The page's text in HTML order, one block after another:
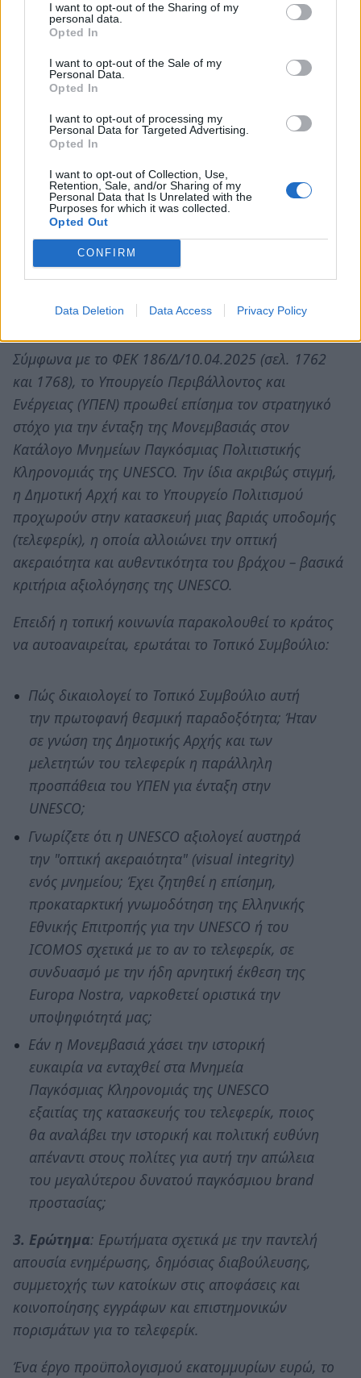
I want to opt-out of the Sharing of my
personal data.
Opted In
I want to opt-out of the Sale of my
Personal Data.
Opted In
I want to opt-out of processing my
Personal Data for Targeted Advertising.
Opted In
I want to opt-out of Collection, Use,
Retention, Sale, and/or Sharing of my
Personal Data that Is Unrelated with the
Purposes for which it was collected.
Opted Out
CONFIRM
Data Deletion Data Access Privacy Policy
ποιος φέρει την ακέραια αστική και ποινική
ευθύνη (ο Δήμος, το Υπουργείο, ή ο
εργολάβος) σε περίπτωση που οι εργασίες
«ξυπνήσουν» την αστάθεια του βράχου και
έχουμε κάποιο ατύχημα ή ανεπανόρθωτη
ζημιά στο μνημείο; Υπάρχει σχέδιο έκτακτης
ανάγκης;
Ως κάτοικος της κοινότητας, πού και πότε
μπορώ να έχω άμεση πρόσβαση στις τελικές
γεωλογικές μελέτες του έργου που
βεβαιώνουν ότι δεν διατρέχουμε κίνδυνο;
2. Ερώτημα:Ερωτήματα για τη θεσμική αντίφαση
μεταξύ κατασκευής τελεφερίκ και ένταξης της
Μονεμβασιάς στα μνημεία της UNESCO.
Σύμφωνα με το ΦΕΚ 186/Δ/10.04.2025 (σελ. 1762
και 1768), το Υπουργείο Περιβάλλοντος και
Ενέργειας (ΥΠΕΝ) προωθεί επίσημα τον στρατηγικό
στόχο για την ένταξη της Μονεμβασιάς στον
Κατάλογο Μνημείων Παγκόσμιας Πολιτιστικής
Κληρονομιάς της UNESCO. Την ίδια ακριβώς στιγμή,
η Δημοτική Αρχή και το Υπουργείο Πολιτισμού
προχωρούν στην κατασκευή μιας βαριάς υποδομής
(τελεφερίκ), η οποία αλλοιώνει την οπτική
ακεραιότητα και αυθεντικότητα του βράχου – βασικά
κριτήρια αξιολόγησης της UNESCO.
Επειδή η τοπική κοινωνία παρακολουθεί το κράτος
να αυτοαναιρείται, ερωτάται το Τοπικό Συμβούλιο:
Πώς δικαιολογεί το Τοπικό Συμβούλιο αυτή
την πρωτοφανή θεσμική παραδοξότητα; Ήταν
σε γνώση της Δημοτικής Αρχής και των
μελετητών του τελεφερίκ η παράλληλη
προσπάθεια του ΥΠΕΝ για ένταξη στην
UNESCO;
Γνωρίζετε ότι η UNESCO αξιολογεί αυστηρά
την "οπτική ακεραιότητα" (visual integrity)
ενός μνημείου; Έχει ζητηθεί η επίσημη,
προκαταρκτική γνωμοδότηση της Ελληνικής
Εθνικής Επιτροπής για την UNESCO ή του
ICOMOS σχετικά με το αν το τελεφερίκ, σε
συνδυασμό με την ήδη αρνητική έκθεση της
Europa Nostra, ναρκοθετεί οριστικά την
υποψηφιότητά μας;
Εάν η Μονεμβασιά χάσει την ιστορική
ευκαιρία να ενταχθεί στα Μνημεία
Παγκόσμιας Κληρονομιάς της UNESCO
εξαιτίας της κατασκευής του τελεφερίκ, ποιος
θα αναλάβει την ιστορική και πολιτική ευθύνη
απέναντι στους πολίτες για αυτή την απώλεια
του μεγαλύτερου δυνατού παγκόσμιου brand
προστασίας;
3. Ερώτημα: Ερωτήματα σχετικά με την παντελή
απουσία ενημέρωσης, δημόσιας διαβούλευσης,
συμμετοχής των κατοίκων στις αποφάσεις και
κοινοποίησης εγγράφων και επιστημονικών
πορισμάτων για το τελεφερίκ.
Ένα έργο προϋπολογισμού εκατομμυρίων ευρώ, το